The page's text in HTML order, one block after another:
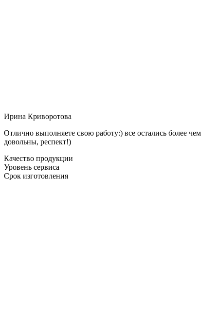
Ирина Криворотова
Отлично выполняете свою работу:) все остались более чем
довольны, респект!)
Качество продукции
Уровень сервиса
Срок изготовления